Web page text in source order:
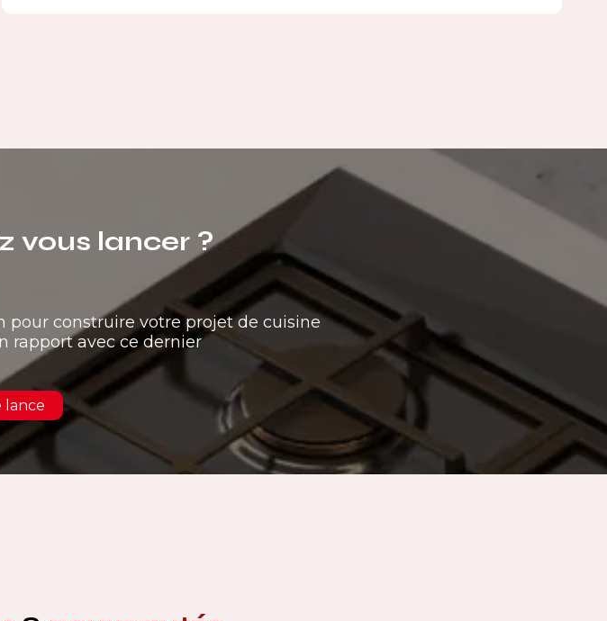
vous lancer ?
construire votre projet de cuisine
rapport avec ce dernier
lance